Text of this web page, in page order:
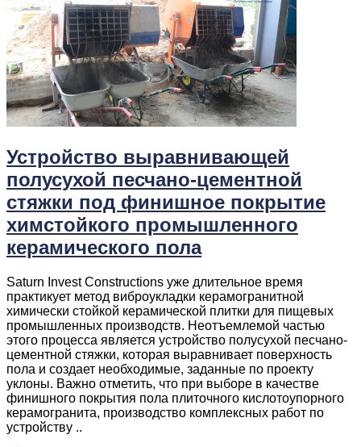
Устройство выравнивающей
полусухой песчано-цементной
стяжки под финишное покрытие
химстойкого промышленного
керамического пола
Saturn Invest Constructions уже длительное время
практикует метод виброукладки керамогранитной
химически стойкой керамической плитки для пищевых
промышленных производств. Неотъемлемой частью
этого процесса является устройство полусухой песчано-
цементной стяжки, которая выравнивает поверхность
пола и создает необходимые, заданные по проекту
уклоны. Важно отметить, что при выборе в качестве
финишного покрытия пола плиточного кислотоупорного
керамогранита, производство комплексных работ по
устройству ..